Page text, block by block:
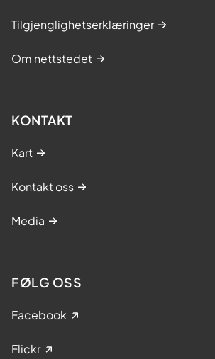
Tilgjenglighetserklæringer
Om nettstedet
KONTAKT
Kart
Kontakt oss
Media
FØLG OSS
Facebook
Flickr